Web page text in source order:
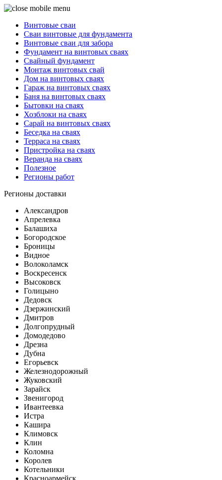
Винтовые сваи
Сваи винтовые для фундамента
Винтовые сваи для забора
Фундамент на винтовых сваях
Свайный фундамент
Монтаж винтовых свай
Дом на винтовых сваях
Гараж на винтовых сваях
Баня на винтовых сваях
Бытовки на сваях
Хозблоки на сваях
Сарай на винтовых сваях
Беседка на сваях
Терраса на сваях
Пристройка на сваях
Веранда на сваях
Полезное
Регионы работ
Регионы доставки
Александров
Апрелевка
Балашиха
Богородское
Броницы
Видное
Волоколамск
Воскресенск
Высоковск
Голицыно
Дедовск
Дзержинский
Дмитров
Долгопрудный
Домодедово
Дрезна
Дубна
Егорьевск
Железнодорожный
Жуковский
Зарайск
Звенигород
Ивантеевка
Истра
Кашира
Климовск
Клин
Коломна
Королев
Котельники
Красноармейск